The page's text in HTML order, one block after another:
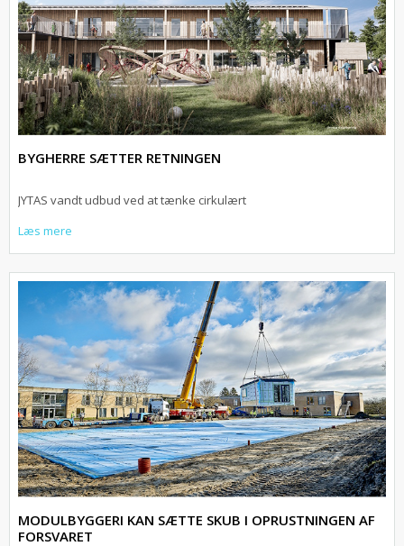
BYGHERRE SÆTTER RETNINGEN
JYTAS vandt udbud ved at tænke cirkulært
Læs mere
MODULBYGGERI KAN SÆTTE SKUB I OPRUSTNINGEN AF
FORSVARET